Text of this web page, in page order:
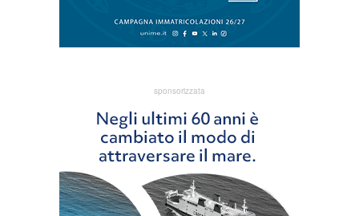
sponsorizzata